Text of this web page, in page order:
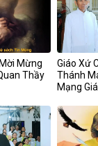
Mừng
Thầy
Giáo Xứ
Thánh
Mạng